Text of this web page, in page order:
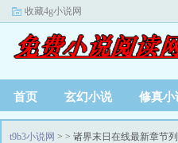
收藏4g小说网
首页 玄幻小说 修真小
t9b3小说网 > > 诸界末日在线最新章节